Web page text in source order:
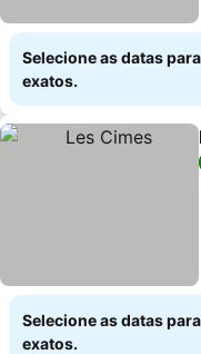
Selecione as datas
exatos.
Selecione as datas
exatos.